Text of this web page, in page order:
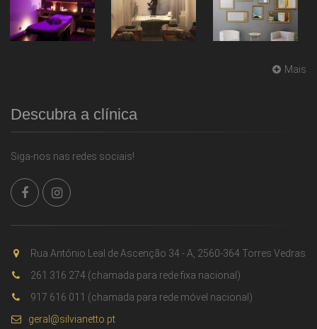
Mais
Descubra a clínica
Siga-nos nas redes sociais!
Rua António Leal de Ascenção 34 - A, 2560-364 Torres Vedras
261 316 274 (chamada para rede fixa nacional)
917 616 011 (chamada para rede móvel nacional)
geral@silvianetto.pt